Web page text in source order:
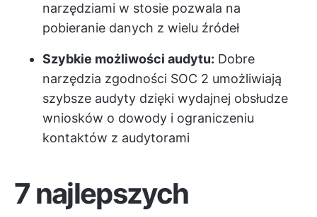
narzędziami w stosie pozwala na
pobieranie danych z wielu źródeł
Szybkie możliwości audytu: Dobre
narzędzia zgodności SOC 2 umożliwiają
szybsze audyty dzięki wydajnej obsłudze
wniosków o dowody i ograniczeniu
kontaktów z audytorami
7 najlepszych